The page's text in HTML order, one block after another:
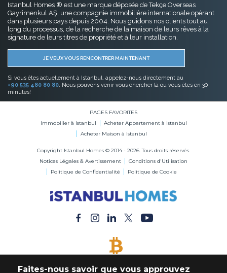
Istanbul Homes ® est une marque déposée de Tekçe Overseas
Gayrimenkul AŞ, une compagnie immobilière internationale opérant
dans plusieurs pays depuis 2004. Nous guidons nos clients tout au
long du processus, de la recherche de la maison de leurs rêves à la
signature de leurs titres de propriété et à leur installation.
JE VEUX VOUS RENCONTRER MAINTENANT
Si vous êtes actuellement à Istanbul, appelez-nous directement au
+90 535 480 80 80. Nous pouvons venir vous chercher là où vous êtes en 30
minutes!
PAGES FAVORITES
Immobilier à Istanbul
Acheter Appartement à Istanbul
Acheter Maison à Istanbul
Copyright Istanbul Homes © 2014 - 2026. Tous droits réservés.
Notices Légales & Avertissement
Conditions d'Utilisation
Politique de Confidentialité
Politique de Cookie
Acheter Immobilier en Bitcoin
Faites-nous savoir que vous approuvez